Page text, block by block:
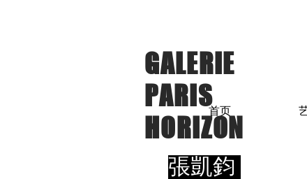
GALERIE
PARIS
HORIZON
首页
張凱鈞